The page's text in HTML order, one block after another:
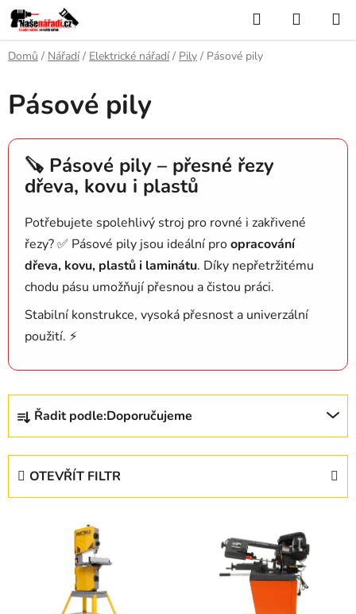
Přejít
na
obsah
Hledat
KOŠÍK
Domů / Nářadí / Elektrické nářadí / Pily / Pásové pily
Pásové pily
🪚 Pásové pily – přesné řezy
dřeva, kovu i plastů
Potřebujete spolehlivý stroj pro rovné i zakřivené
řezy? ✅ Pásové pily jsou ideální proopracování
dřeva, kovu, plastů i laminátu. Díky nepřetržitému
chodu pásu umožňují přesnou a čistou práci.
Stabilní konstrukce, vysoká přesnost a univerzální
použití. ⚡
Ř
z
Řadit podle:Doporučujeme
OTEVŘÍT FILTR